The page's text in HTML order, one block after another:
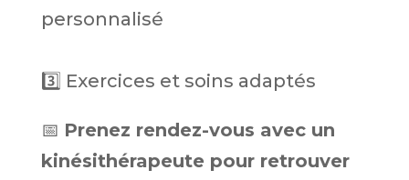
personnalisé
3️⃣ Exercices et soins adaptés
📅 Prenez rendez-vous avec un
kinésithérapeute pour retrouver